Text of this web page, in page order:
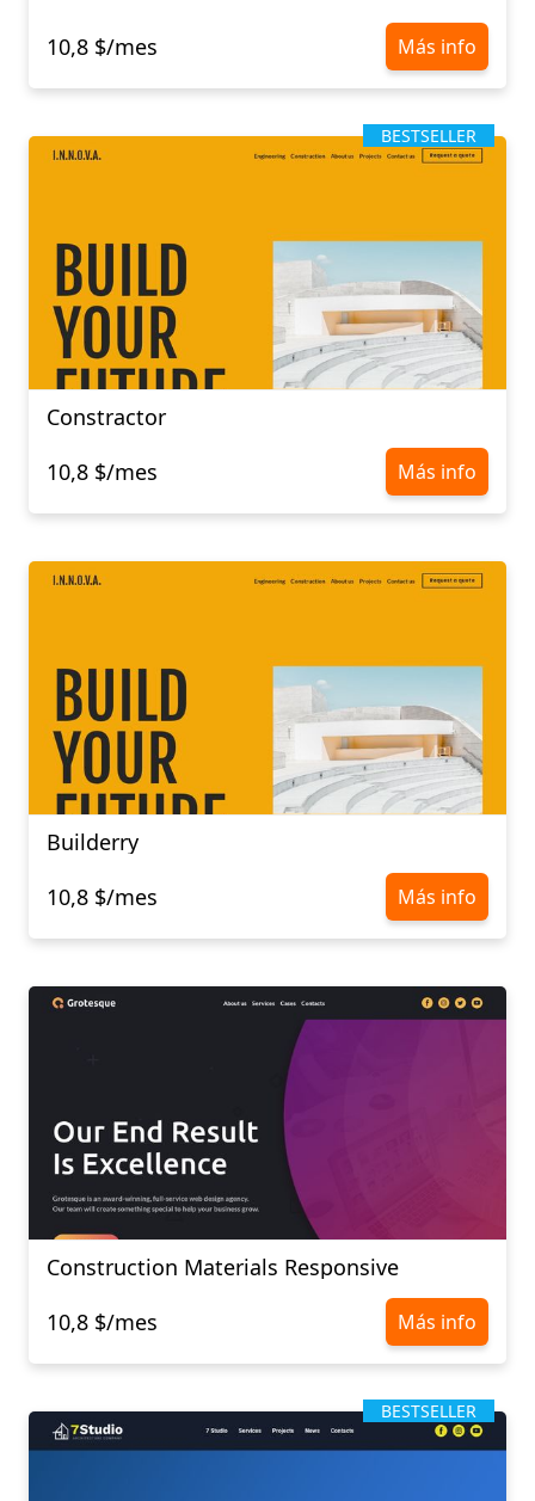
10,8 $/mes
Más info
BESTSELLER
Constractor
10,8 $/mes
Más info
Builderry
10,8 $/mes
Más info
Construction Materials Responsive
10,8 $/mes
Más info
BESTSELLER